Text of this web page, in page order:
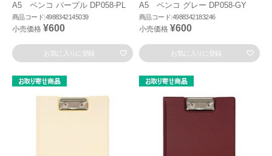
A5 ペンコ パープル DP058-PL
商品コード:4988342145039
小売価格 ¥600
お気に入りに登録
A5 ペンコ グレー DP058-GY
商品コード:4988342183246
小売価格 ¥600
お気に入りに登録